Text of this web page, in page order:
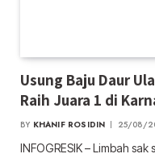
Usung Baju Daur
Raih Juara 1 di
BY KHANIF ROSIDIN 25/08/
INFOGRESIK – Limbah